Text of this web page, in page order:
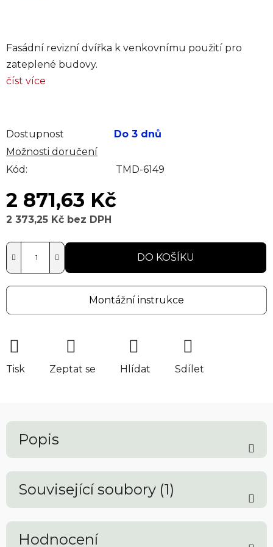
Fasádní revizní dvířka k venkovnímu použití pro
zateplené budovy.
číst více
Dostupnost
Do 3 dnů
Možnosti doručení
Kód:
TMD-6149
2 871,63 Kč
2 373,25 Kč bez DPH
DO KOŠÍKU
Montážní instrukce
Tisk Zeptat se Hlídat Sdílet
Popis
Související soubory (1)
Hodnocení